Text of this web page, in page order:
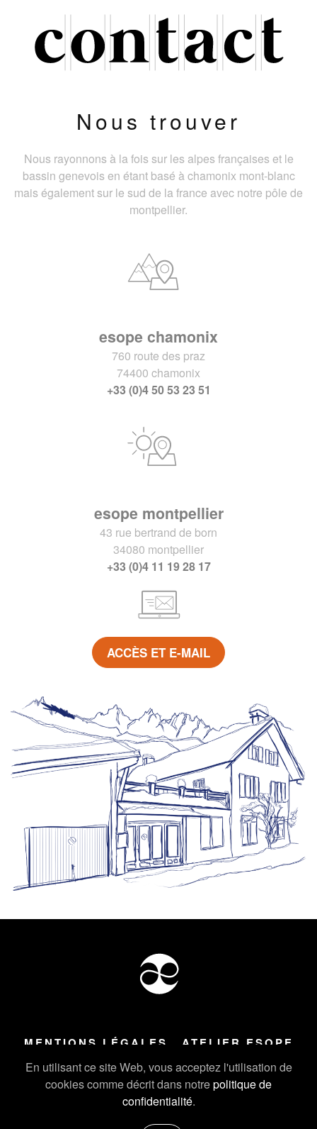
En utilisant ce site Web, vous acceptez l'utilisation de
cookies comme décrit dans notrepolitique de
confidentialité.
Nous trouver
Nous rayonnons à la fois sur les alpes françaises et le
bassin genevois en étant basé à chamonix mont-blanc
mais également sur le sud de la france avec notre pôle de
montpellier.
esope chamonix
760 route des praz
74400 chamonix
+33 (0)4 50 53 23 51
esope montpellier
43 rue bertrand de born
34080 montpellier
+33 (0)4 11 19 28 17
ACCÈS ET E-MAIL
MENTIONS LÉGALES ATELIER ESOPE